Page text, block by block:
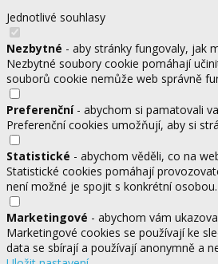
Jednotlivé souhlasy
Nezbytné - aby stránky fungovaly, jak
Nezbytné soubory cookie pomáhají
souborů cookie nemůže web správně
Preferenční- abychom si pamatovali
Preferenční cookies umožňují, aby si
Statistické - abychom věděli, co na
Statistické cookies pomáhají
není možné je spojit s konkrétní osobou.
Marketingové - abychom vám
Marketingové cookies se používají ke
data se sbírají a používají anonymně a